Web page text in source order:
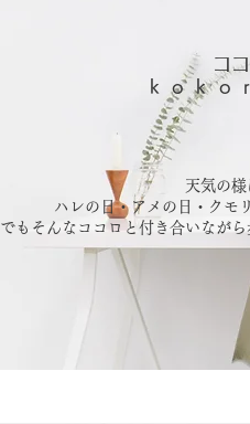
コ
天気の様
ハレの日・アメの日・クモ
でもそんなココロと付き合いなが